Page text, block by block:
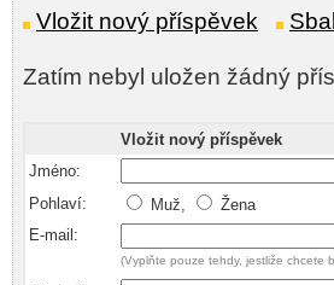
Vložit nový příspěvek
Zatím nebyl uložen žádný
Vložit nový příspěvek
Jméno:
Pohlaví:
Muž,
Žena
E-mail:
(Vyplňte pouze tehdy, jestliže chcete